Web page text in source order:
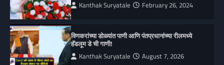
Kanthak Suryatale February 26, 2024
विणकरांच्या डोळ्यांत पाणी आणि पंतप्रधानांच्या रीलमध्ये
हॅंडलूम डे ची गाणी!
Kanthak Suryatale August 7, 2026